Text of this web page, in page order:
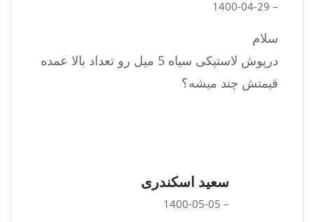
–
1400-04-29
سلام
درپوش لاستیکی سیاه 5 میل رو تعداد بالا عمده
قیمتش چند میشه؟
سعید اسکندری
–
1400-05-05